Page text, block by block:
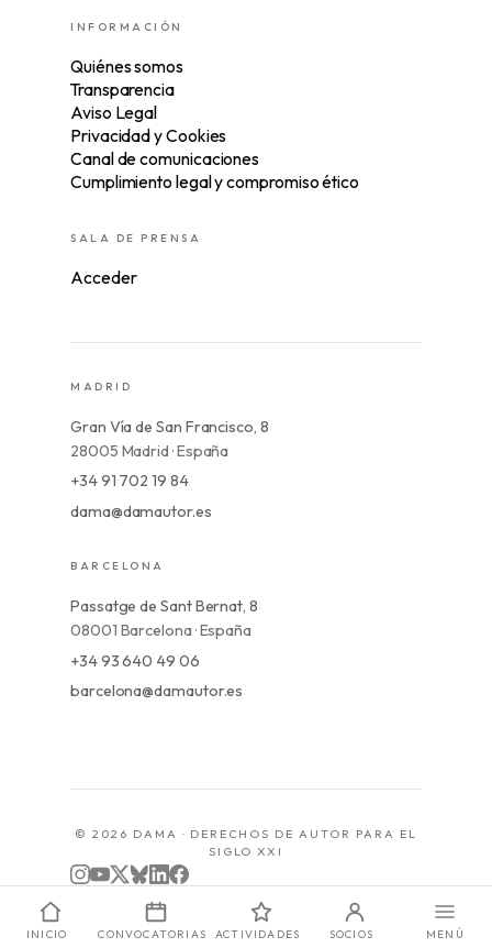
INICIO CONVOCATORIAS ACTIVIDADES SOCIOS MENÚ
INFORMACIÓN
Quiénes somos
Transparencia
Aviso Legal
Privacidad y Cookies
Canal de comunicaciones
Cumplimiento legal y compromiso ético
SALA DE PRENSA
Acceder
MADRID
Gran Vía de San Francisco, 8
28005 Madrid · España
+34 91 702 19 84
dama@damautor.es
BARCELONA
Passatge de Sant Bernat, 8
08001 Barcelona · España
+34 93 640 49 06
barcelona@damautor.es
© 2026 DAMA · DERECHOS DE AUTOR PARA EL
SIGLO XXI